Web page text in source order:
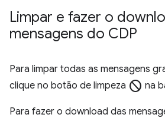
Limpar e fazer o
mensagens do CDP
Para limpar todas as mensagens
clique no botão de limpeza block na
Para fazer o download das